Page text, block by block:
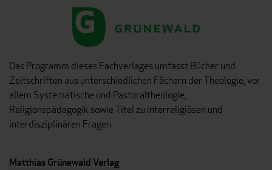
Das Programm dieses Fachverlages umfasst Bücher und
Zeitschriften aus unterschiedlichen Fächern der Theologie, vor
allem Systematische und Pastoraltheologie,
Religionspädagogik sowie Titel zu interreligiösen und
interdisziplinären Fragen.
Matthias Grünewald Verlag